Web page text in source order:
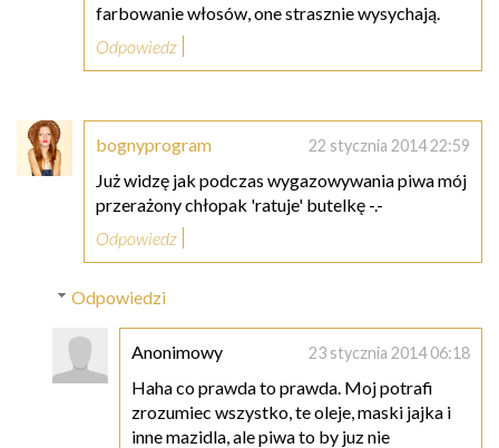
farbowanie włosów, one strasznie wysychają.
Odpowiedz
bognyprogram 22 stycznia 2014 22:59
Już widzę jak podczas wygazowywania piwa mój
przerażony chłopak 'ratuje' butelkę -.-
Odpowiedz
Odpowiedzi
Anonimowy 23 stycznia 2014 06:18
Haha co prawda to prawda. Moj potrafi
zrozumiec wszystko, te oleje, maski jajka i
inne mazidla, ale piwa to by juz nie